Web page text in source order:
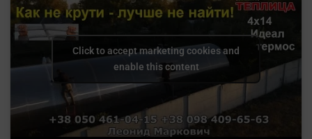
Click to accept marketing cookies and
enable this content